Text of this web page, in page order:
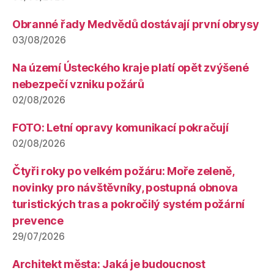
Obranné řady Medvědů dostávají první obrysy
03/08/2026
Na území Ústeckého kraje platí opět zvýšené
nebezpečí vzniku požárů
02/08/2026
FOTO: Letní opravy komunikací pokračují
02/08/2026
Čtyři roky po velkém požáru: Moře zeleně,
novinky pro návštěvníky, postupná obnova
turistických tras a pokročilý systém požární
prevence
29/07/2026
Architekt města: Jaká je budoucnost